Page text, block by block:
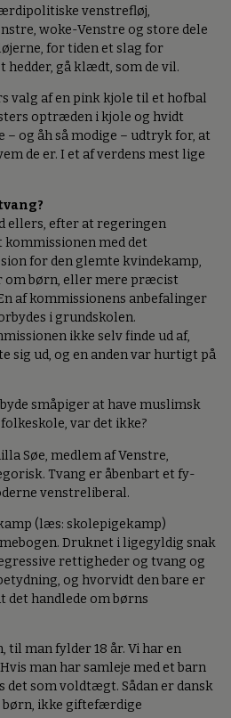
venstrefløj,
woke-Venstre og store dele
for tiden et slag for
hedder, gå klædt, som de vil.
valg af en pink kjole til et hofbal
optræden i kjole og hvidt
og åh så modige – udtryk for, at
de er. I et af verdens mest lige
ellers, efter at regeringen
kommissionen med det
for den glemte kvindekamp,
om børn, eller mere præcist
af kommissionens anbefalinger
i grundskolen.
ikke selv finde ud af,
sig ud, og en anden var hurtigt på
småpiger at have muslimsk
var det ikke?
Søe, medlem af Venstre,
Tvang er åbenbart et fy-
venstreliberal.
(læs: skolepigekamp)
Druknet i ligegyldig snak
rettigheder og tvang og
og hvorvidt den bare er
det handlede om børns
til man fylder 18 år. Vi har en
man har samleje med et barn
det som voldtægt. Sådan er dansk
ikke giftefærdige